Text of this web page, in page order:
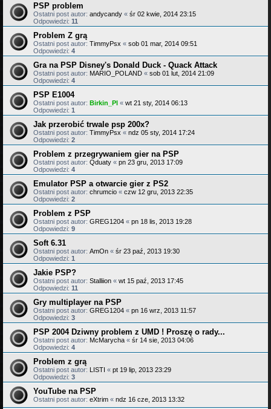
PSP problem
Ostatni post autor: andycandy « śr 02 kwie, 2014 23:15
Odpowiedzi: 11
Problem Z grą
Ostatni post autor: TimmyPsx « sob 01 mar, 2014 09:51
Odpowiedzi: 4
Gra na PSP Disney's Donald Duck - Quack Attack
Ostatni post autor: MARIO_POLAND « sob 01 lut, 2014 21:09
Odpowiedzi: 4
PSP E1004
Ostatni post autor: Birkin_Pl « wt 21 sty, 2014 06:13
Odpowiedzi: 1
Jak przerobić trwale psp 200x?
Ostatni post autor: TimmyPsx « ndz 05 sty, 2014 17:24
Odpowiedzi: 2
Problem z przegrywaniem gier na PSP
Ostatni post autor: Qduaty « pn 23 gru, 2013 17:09
Odpowiedzi: 4
Emulator PSP a otwarcie gier z PS2
Ostatni post autor: chrumcio « czw 12 gru, 2013 22:35
Odpowiedzi: 2
Problem z PSP
Ostatni post autor: GREG1204 « pn 18 lis, 2013 19:28
Odpowiedzi: 9
Soft 6.31
Ostatni post autor: AmOn « śr 23 paź, 2013 19:30
Odpowiedzi: 1
Jakie PSP?
Ostatni post autor: Stalliion « wt 15 paź, 2013 17:45
Odpowiedzi: 11
Gry multiplayer na PSP
Ostatni post autor: GREG1204 « pn 16 wrz, 2013 11:57
Odpowiedzi: 3
PSP 2004 Dziwny problem z UMD ! Proszę o rady...
Ostatni post autor: McMarycha « śr 14 sie, 2013 04:06
Odpowiedzi: 4
Problem z grą
Ostatni post autor: LISTI « pt 19 lip, 2013 23:29
Odpowiedzi: 3
YouTube na PSP
Ostatni post autor: eXtrim « ndz 16 cze, 2013 13:32